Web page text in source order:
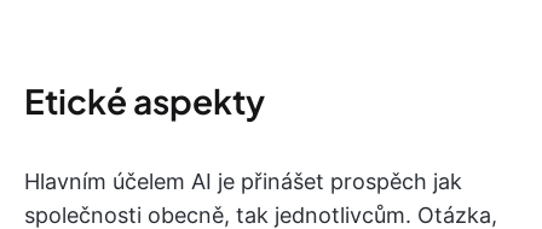
Etické aspekty
Hlavním účelem AI je přinášet prospěch jak
společnosti obecně, tak jednotlivcům. Otázka,